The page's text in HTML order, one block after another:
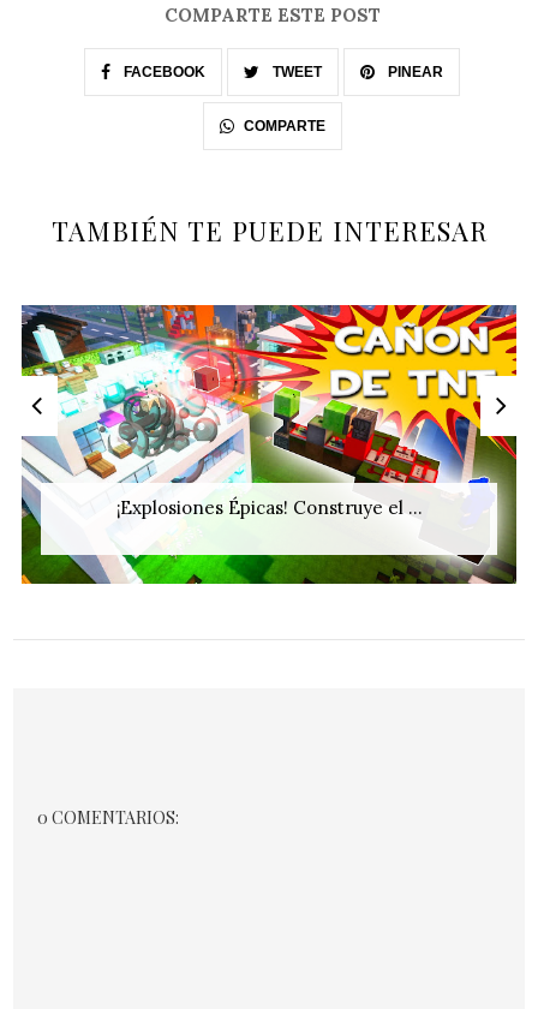
COMPARTE ESTE POST
FACEBOOK TWEET PINEAR
COMPARTE
TAMBIÉN TE PUEDE INTERESAR
¡Explosiones Épicas! Construye el ...
0 COMENTARIOS: